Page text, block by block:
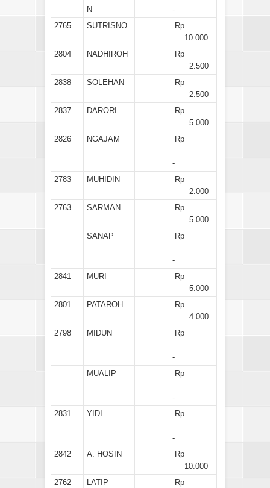
N
-
2765
SUTRISNO
Rp
10.000
2804
NADHIROH
Rp
2.500
2838
SOLEHAN
Rp
2.500
2837
DARORI
Rp
5.000
2826
NGAJAM Rp
-
2783
MUHIDIN
Rp
2.000
2763
SARMAN
Rp
5.000
SANAP
Rp
-
2841
MURI
Rp
5.000
2801
PATAROH
Rp
4.000
2798
MIDUN Rp
-
MUALIP
Rp
-
2831
YIDI Rp
-
2842
A. HOSIN
Rp
10.000
2762
LATIP Rp